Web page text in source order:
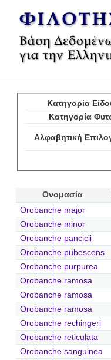
Κατηγορία
Κατηγορία
Αλφαβητική
Ονομασία
Orobanche major
Orobanche minor
Orobanche pancicii
Orobanche pubescens
Orobanche purpurea
Orobanche ramosa
Orobanche ramosa
Orobanche ramosa
Orobanche rechingeri
Orobanche reticulata
Orobanche sanguinea